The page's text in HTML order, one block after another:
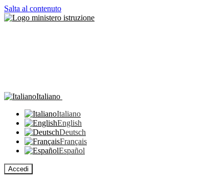
Salta al contenuto
Italiano
Italiano
English
Deutsch
Français
Español
Accedi